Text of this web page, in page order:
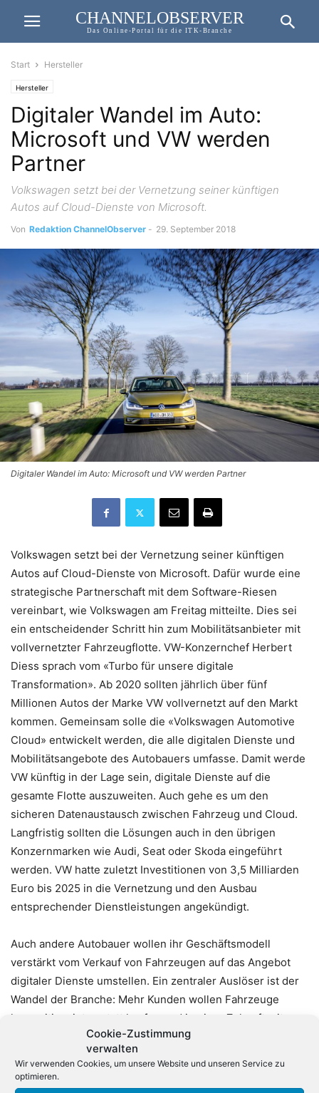
Cookie-Zustimmung
verwalten
Wir verwenden Cookies, um unsere Website und unseren Service zu
optimieren.
CHANNELOBSERVER
Das Online-Portal für die ITK-Branche
Start Hersteller
Hersteller
Digitaler Wandel im Auto:
Microsoft und VW werden
Partner
Volkswagen setzt bei der Vernetzung seiner künftigen
Autos auf Cloud-Dienste von Microsoft.
Von Redaktion ChannelObserver - 29. September 2018
Digitaler Wandel im Auto: Microsoft und VW werden Partner
Volkswagen setzt bei der Vernetzung seiner künftigen
Autos auf Cloud-Dienste von Microsoft. Dafür wurde eine
strategische Partnerschaft mit dem Software-Riesen
vereinbart, wie Volkswagen am Freitag mitteilte. Dies sei
ein entscheidender Schritt hin zum Mobilitätsanbieter mit
vollvernetzter Fahrzeugflotte. VW-Konzernchef Herbert
Diess sprach vom «Turbo für unsere digitale
Transformation». Ab 2020 sollten jährlich über fünf
Millionen Autos der Marke VW vollvernetzt auf den Markt
kommen. Gemeinsam solle die «Volkswagen Automotive
Cloud» entwickelt werden, die alle digitalen Dienste und
Mobilitätsangebote des Autobauers umfasse. Damit werde
VW künftig in der Lage sein, digitale Dienste auf die
gesamte Flotte auszuweiten. Auch gehe es um den
sicheren Datenaustausch zwischen Fahrzeug und Cloud.
Langfristig sollten die Lösungen auch in den übrigen
Konzernmarken wie Audi, Seat oder Skoda eingeführt
werden. VW hatte zuletzt Investitionen von 3,5 Milliarden
Euro bis 2025 in die Vernetzung und den Ausbau
entsprechender Dienstleistungen angekündigt.
Auch andere Autobauer wollen ihr Geschäftsmodell
verstärkt vom Verkauf von Fahrzeugen auf das Angebot
digitaler Dienste umstellen. Ein zentraler Auslöser ist der
Wandel der Branche: Mehr Kunden wollen Fahrzeuge
kurzzeitig mieten statt kaufen und in einer Zukunft mit
selbstfahrenden Autos dürfte sich dieser Trend noch
verstärken. (dpa)